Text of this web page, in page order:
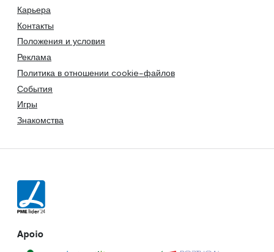
Карьера
Контакты
Положения и условия
Реклама
Политика в отношении cookie-файлов
События
Игры
Знакомства
Apoio